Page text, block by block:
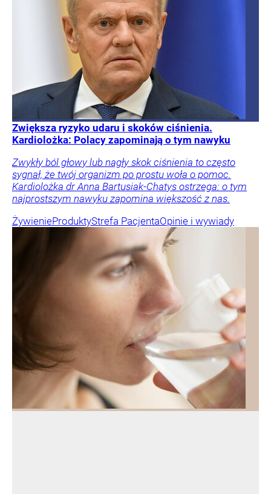
Zwiększa ryzyko udaru i skoków ciśnienia.
Kardiolożka: Polacy zapominają o tym nawyku
Zwykły ból głowy lub nagły skok ciśnienia to często
sygnał, że twój organizm po prostu woła o pomoc.
Kardiolożka dr Anna Bartusiak-Chatys ostrzega: o tym
najprostszym nawyku zapomina większość z nas.
ŻywienieProduktyStrefa PacjentaOpinie i wywiady